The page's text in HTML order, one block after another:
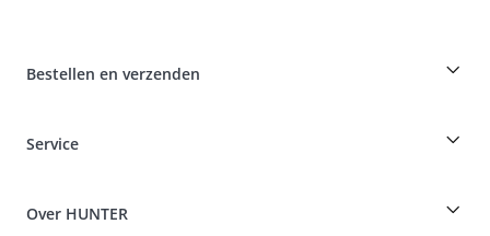
Bestellen en verzenden
Specials voor hondenprofessionals
Informatie over levering
Service
Rassentabel
Over HUNTER